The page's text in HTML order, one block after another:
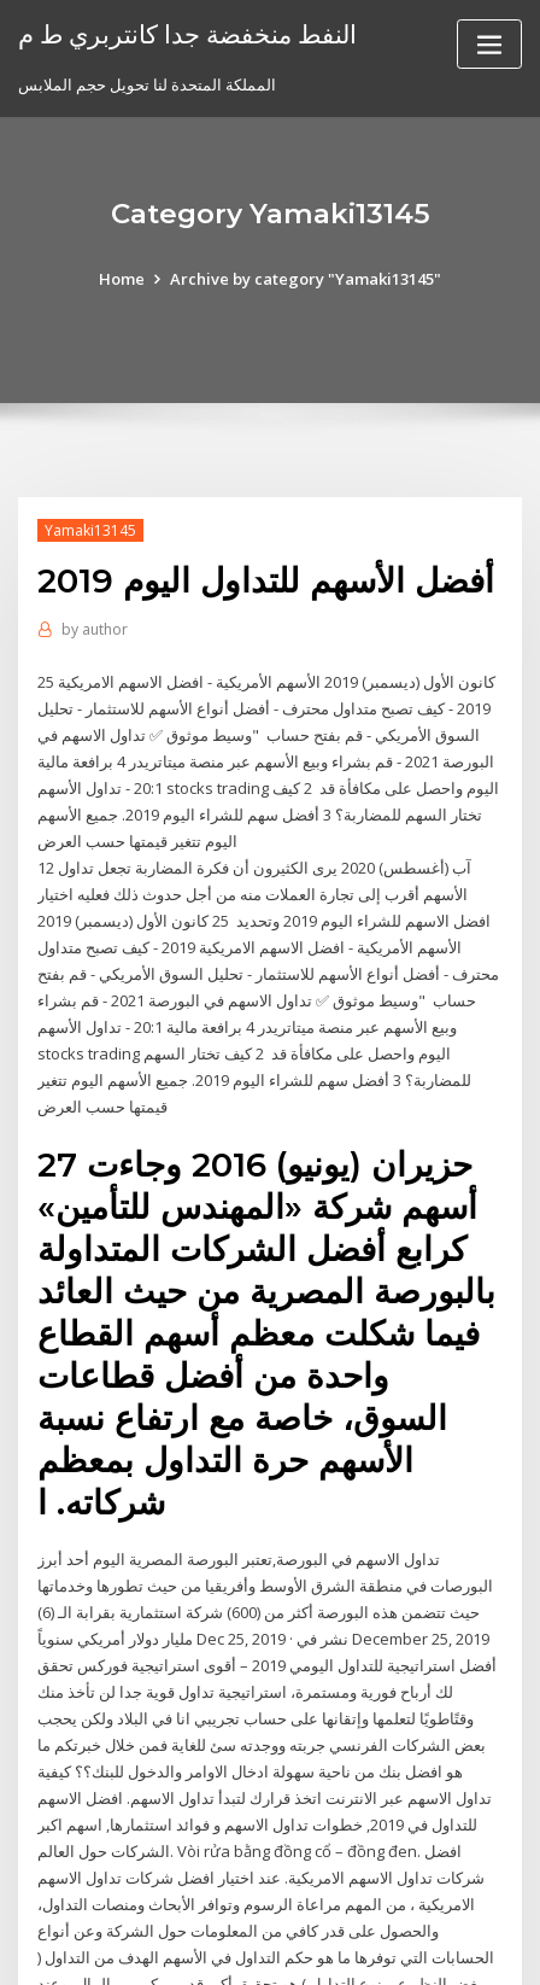
النفط منخفضة جدا كانتربري ط م
المملكة المتحدة لنا تحويل حجم الملابس
Category Yamaki13145
Home Archive by category "Yamaki13145"
Yamaki13145
أفضل الأسهم للتداول اليوم 2019
by author
25 كانون الأول (ديسمبر) 2019 الأسهم الأمريكية - افضل الاسهم الامريكية
2019 - كيف تصبح متداول محترف - أفضل أنواع الأسهم للاستثمار - تحليل
السوق الأمريكي - قم بفتح حساب "وسيط موثوق ✅ تداول الاسهم في
البورصة 2021 - قم بشراء وبيع الأسهم عبر منصة ميتاتريدر 4 برافعة مالية
20:1 - تداول الأسهم stocks trading اليوم واحصل على مكافأة قد 2 كيف
تختار السهم للمضاربة؟ 3 أفضل سهم للشراء اليوم 2019. جميع الأسهم
12 آب (أغسطس) 2020 يرى الكثيرون أن فكرة المضاربة تجعل تداول
الأسهم أقرب إلى تجارة العملات منه من أجل حدوث ذلك فعليه اختيار
افضل الاسهم للشراء اليوم 2019 وتحديد 25 كانون الأول (ديسمبر) 2019
الأسهم الأمريكية - افضل الاسهم الامريكية 2019 - كيف تصبح متداول
محترف - أفضل أنواع الأسهم للاستثمار - تحليل السوق الأمريكي - قم بفتح
حساب "وسيط موثوق ✅ تداول الاسهم في البورصة 2021 - قم بشراء
وبيع الأسهم عبر منصة ميتاتريدر 4 برافعة مالية 20:1 - تداول الأسهم
stocks trading اليوم واحصل على مكافأة قد 2 كيف تختار السهم
للمضاربة؟ 3 أفضل سهم للشراء اليوم 2019. جميع الأسهم اليوم تتغير
27 حزيران (يونيو) 2016 وجاءت
أسهم شركة «المهندس للتأمين»
كرابع أفضل الشركات المتداولة
بالبورصة المصرية من حيث العائد
فيما شكلت معظم أسهم القطاع
واحدة من أفضل قطاعات
السوق، خاصة مع ارتفاع نسبة
الأسهم حرة التداول بمعظم
شركاته. ا
تداول الاسهم في البورصة,تعتبر البورصة المصرية اليوم أحد أبرز
البورصات في منطقة الشرق الأوسط وأفريقيا من حيث تطورها وخدماتها
حيث تتضمن هذه البورصة أكثر من (600) شركة استثمارية بقرابة الـ (6)
مليار دولار أمريكي سنوياً Dec 25, 2019 · نشر في December 25, 2019
أفضل استراتيجية للتداول اليومي 2019 – أقوى استراتيجية فوركس تحقق
لك أرباح فورية ومستمرة، استراتيجية تداول قوية جدا لن تأخذ منك
وقتًاطويًا لتعلمها وإتقانها على حساب تجريبي انا في البلاد ولكن يحجب
بعض الشركات الفرنسي جربته ووجدته سئ للغاية فمن خلال خبرتكم ما
هو افضل بنك من ناحية سهولة ادخال الاوامر والدخول للبنك؟؟ كيفية
تداول الاسهم عبر الانترنت اتخذ قرارك لتبدأ تداول الاسهم. افضل الاسهم
للتداول في 2019, خطوات تداول الاسهم و فوائد استثمارها, اسهم اكبر
الشركات حول العالم. Vòi rửa bằng đồng cổ – đồng đen. افضل
شركات تداول الاسهم الامريكية. عند اختيار افضل شركات تداول الاسهم
الامريكية ، من المهم مراعاة الرسوم وتوافر الأبحاث ومنصات التداول،
والحصول على قدر كافي من المعلومات حول الشركة وعن أنواع
الحسابات التي توفرها ما هو حكم التداول في الأسهم الهدف من التداول (